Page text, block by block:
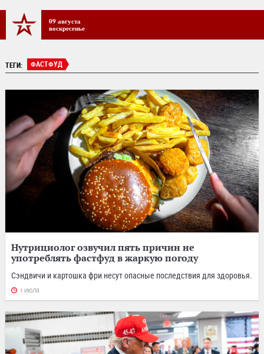
09 августа
воскресенье
ТЕГИ: ФАСТФУД
Нутрициолог озвучил пять причин не
употреблять фастфуд в жаркую погоду
Сэндвичи и картошка фри несут опасные последствия для здоровья.
1 ИЮЛЯ